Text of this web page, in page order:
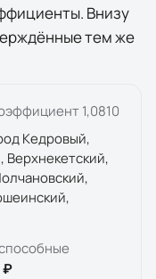
Внизу
тем же
1,0810
Кедровый,
Верхнекетский,
₽